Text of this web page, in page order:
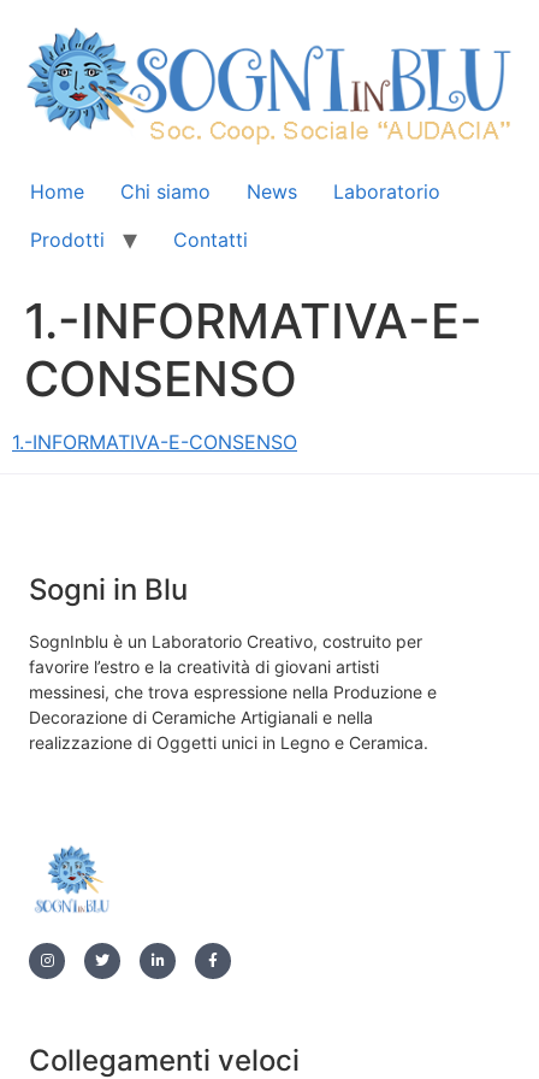
Home Chi siamo News
Laboratorio
Prodotti
Contatti
1.-INFORMATIVA-E-
CONSENSO
1.-INFORMATIVA-E-CONSENSO
Sogni in Blu
SognInblu è un Laboratorio Creativo, costruito per
favorire l’estro e la creatività di giovani artisti
messinesi, che trova espressione nella Produzione e
Decorazione di Ceramiche Artigianali e nella
realizzazione di Oggetti unici in Legno e Ceramica.
Collegamenti veloci